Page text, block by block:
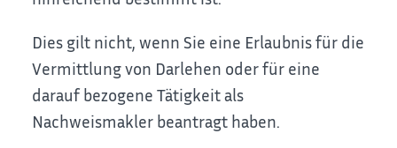
Dies gilt nicht, wenn Sie eine Erlaubnis für die
Vermittlung von Darlehen oder für eine
darauf bezogene Tätigkeit als
Nachweismakler beantragt haben.